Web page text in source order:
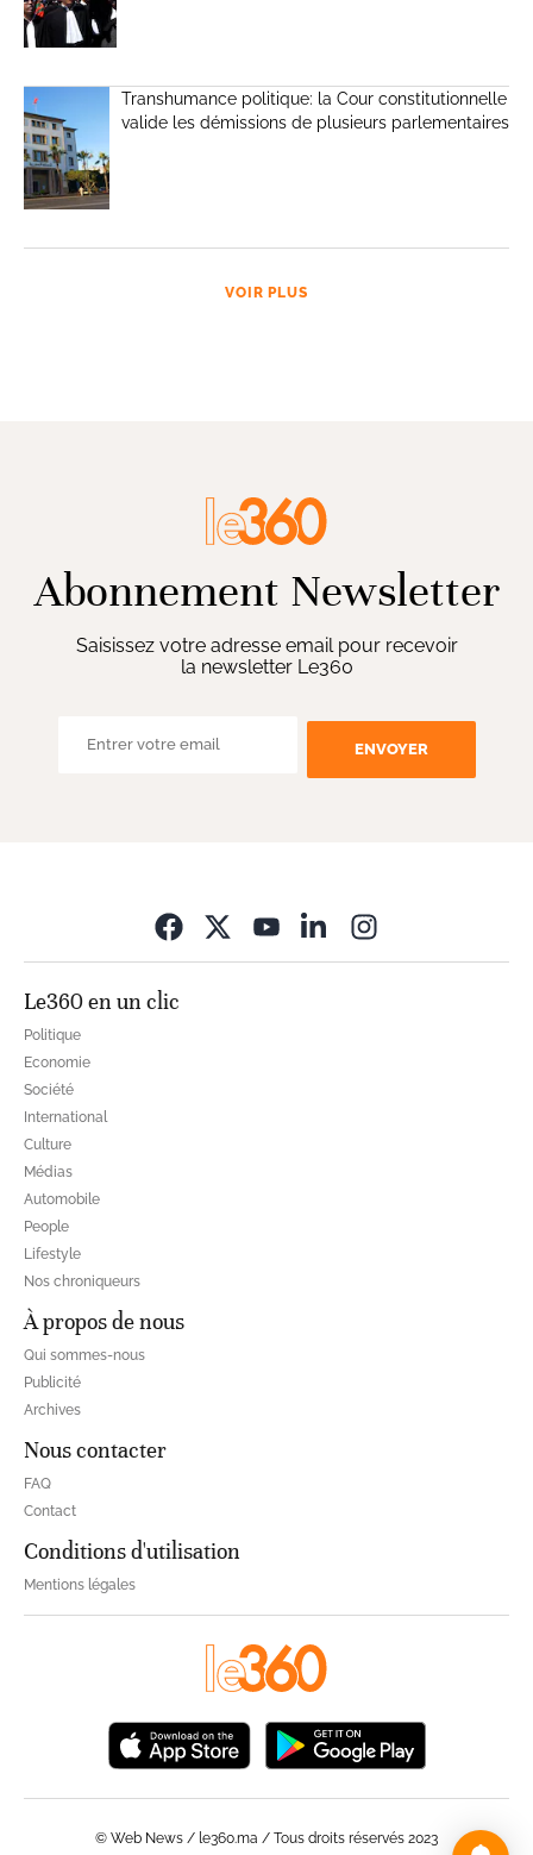
Transhumance politique: la Cour constitutionnelle
valide les démissions de plusieurs parlementaires
VOIR PLUS
Abonnement Newsletter
Saisissez votre adresse email pour recevoir
la newsletter Le360
ENVOYER
Le360 en un clic
Politique
Economie
Société
International
Culture
Médias
Automobile
People
Lifestyle
Nos chroniqueurs
À propos de nous
Qui sommes-nous
Publicité
Archives
Nous contacter
FAQ
Contact
Conditions d'utilisation
Mentions légales
© Web News / le360.ma / Tous droits réservés 2023